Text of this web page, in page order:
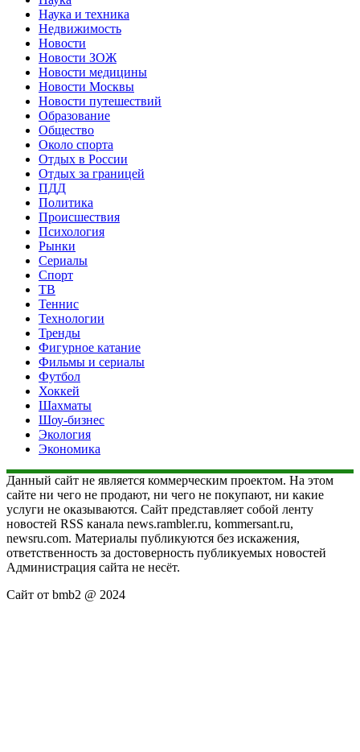
Наука и техника
Недвижимость
Новости
Новости ЗОЖ
Новости медицины
Новости Москвы
Новости путешествий
Образование
Общество
Около спорта
Отдых в России
Отдых за границей
ПДД
Политика
Происшествия
Психология
Рынки
Сериалы
Спорт
ТВ
Теннис
Технологии
Тренды
Фигурное катание
Фильмы и сериалы
Футбол
Хоккей
Шахматы
Шоу-бизнес
Экология
Экономика
Данный сайт не является коммерческим проектом. На этом
сайте ни чего не продают, ни чего не покупают, ни какие
услуги не оказываются. Сайт представляет собой ленту
новостей RSS канала news.rambler.ru, kommersant.ru,
newsru.com. Материалы публикуются без искажения,
ответственность за достоверность публикуемых новостей
Администрация сайта не несёт.
Сайт от bmb2 @ 2024